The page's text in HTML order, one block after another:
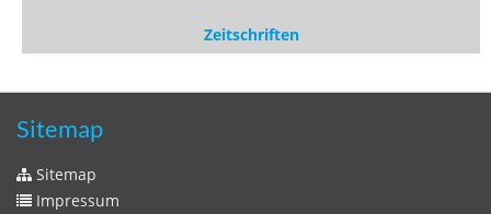
Zeitschriften
Sitemap
Sitemap
Impressum